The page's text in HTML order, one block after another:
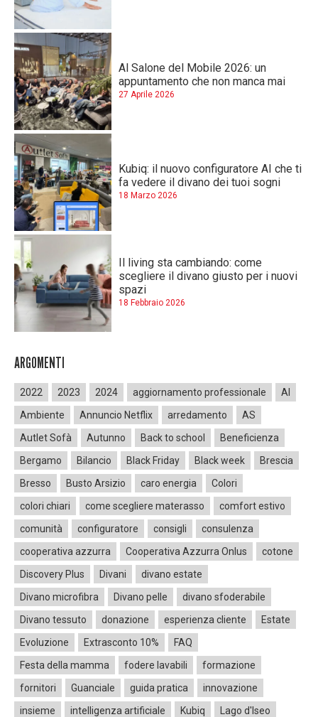
Al Salone del Mobile 2026: un
appuntamento che non manca mai
27 Aprile 2026
Kubiq: il nuovo configuratore AI che ti
fa vedere il divano dei tuoi sogni
18 Marzo 2026
Il living sta cambiando: come
scegliere il divano giusto per i nuovi
spazi
18 Febbraio 2026
ARGOMENTI
2022 2023 2024 aggiornamento professionale
AI
Ambiente
Annuncio Netflix arredamento
AS
Autlet Sofà
Autunno Back to school
Beneficienza
Bergamo
Bilancio Black Friday Black week
Brescia
Bresso
Busto Arsizio caro energia
Colori
colori chiari
come scegliere materasso
comfort estivo
comunità
configuratore consigli
consulenza
cooperativa azzurra
Cooperativa Azzurra Onlus
cotone
Discovery Plus
Divani
divano estate
Divano microfibra
Divano pelle
divano sfoderabile
Divano tessuto
donazione esperienza cliente
Estate
Evoluzione
Extrasconto 10%
FAQ
Festa della mamma
fodere lavabili
formazione
fornitori
Guanciale guida pratica
innovazione
insieme
intelligenza artificiale Kubiq
Lago d'Iseo